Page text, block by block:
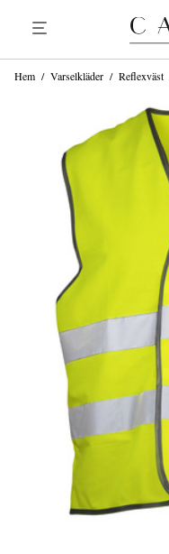
Hem / Varselkläder / Reflexväst